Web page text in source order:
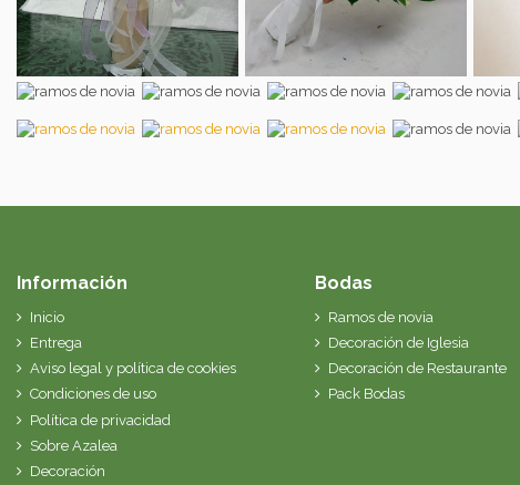
Información
Inicio
Entrega
Aviso legal y política de cookies
Condiciones de uso
Política de privacidad
Sobre Azalea
Decoración
Bodas
Ramos de novia
Decoración de Iglesia
Decoración de Restaurante
Pack Bodas